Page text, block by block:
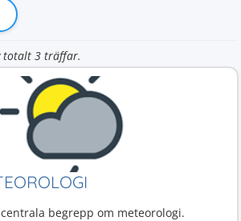
totalt 3 träffar.
begrepp om meteorologi.